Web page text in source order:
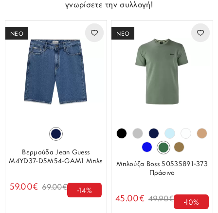
γνωρίσετε την συλλογή!
ΝΕΟ
Βερμούδα Jean Guess
M4YD37-D5M54-GAM1 Μπλε
59.00€ 69.00€ -14%
ΝΕΟ
Μπλούζα Boss 50535891-373
Πράσινο
45.00€ 49.90€ -10%